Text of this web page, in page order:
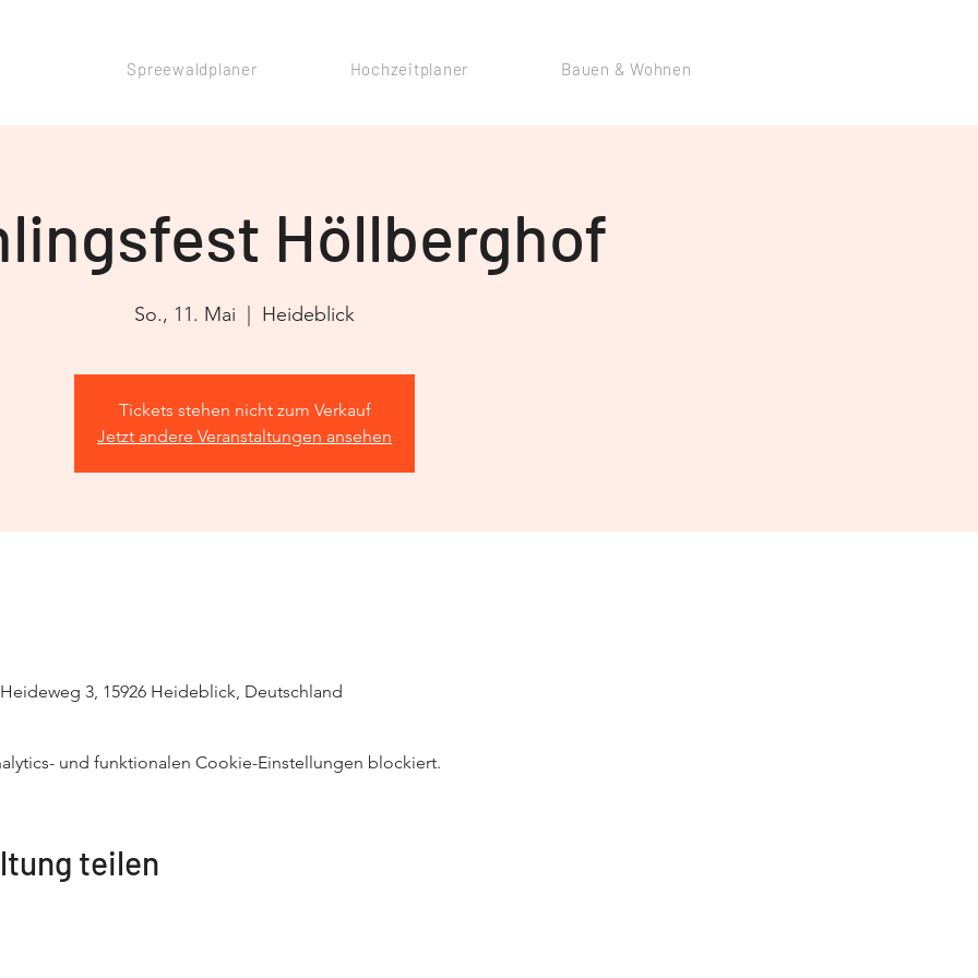
Spreewaldplaner Hochzeitplaner Bauen & Wohnen
Höllberghof
So., 11. Mai Heideblick
Tickets stehen nicht zum Verkauf
Jetzt andere Veranstaltungen ansehen
3, 15926 Heideblick, Deutschland
und funktionalen Cookie-Einstellungen blockiert.
teilen